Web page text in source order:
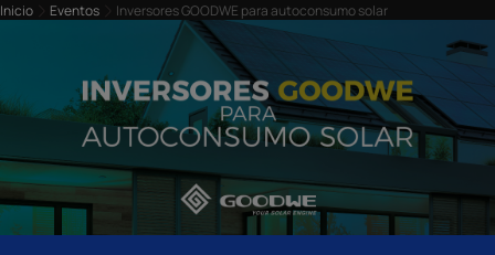
Inicio Eventos Inversores GOODWE para autoconsumo solar